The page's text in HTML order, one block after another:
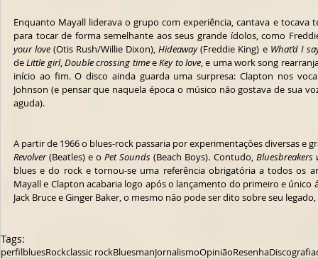
Enquanto Mayall liderava o grupo com experiência, cantava e tocava
para tocar de forma semelhante aos seus grande ídolos, como
your love (Otis Rush/Willie Dixon), Hideaway (Freddie King) e What’d I
de Little girl, Double crossing time e Key to love, e uma work song
início ao fim. O disco ainda guarda uma surpresa: Clapton nos
Johnson (e pensar que naquela época o músico não gostava de sua
aguda).
Revolver (Beatles) e o Pet Sounds (Beach Boys). Contudo, Bluesbreakers
blues e do rock e tornou-se uma referência obrigatória a todos os
Mayall e Clapton acabaria logo após o lançamento do primeiro e único
Jack Bruce e Ginger Baker, o mesmo não pode ser dito sobre seu
Tags:
perfilbluesRockclassic rockBluesmanJornalismoOpiniãoResenhaDiscografia